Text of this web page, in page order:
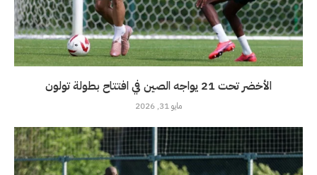
الأخضر تحت 21 يواجه الصين في افتتاح بطولة تولون
مايو 31, 2026